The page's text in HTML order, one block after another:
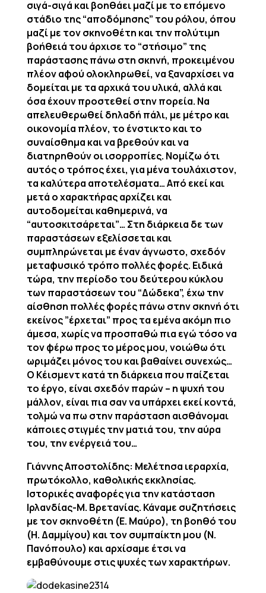
σιγά-σιγά και βοηθάει μαζί με το επόμενο
στάδιο της “αποδόμησης” του ρόλου, όπου
μαζί με τον σκηνοθέτη και την πολύτιμη
βοήθειά του άρχισε το “στήσιμο” της
παράστασης πάνω στη σκηνή, προκειμένου
πλέον αφού ολοκληρωθεί, να ξαναρχίσει να
δομείται με τα αρχικά του υλικά, αλλά και
όσα έχουν προστεθεί στην πορεία. Να
απελευθερωθεί δηλαδή πάλι, με μέτρο και
οικονομία πλέον, το ένστικτο και το
συναίσθημα και να βρεθούν και να
διατηρηθούν οι ισορροπίες. Νομίζω ότι
αυτός ο τρόπος έχει, για μένα τουλάχιστον,
τα καλύτερα αποτελέσματα… Από εκεί και
μετά ο χαρακτήρας αρχίζει και
αυτοδομείται καθημερινά, να
“αυτοσκιτσάρεται”… Στη διάρκεια δε των
παραστάσεων εξελίσσεται και
συμπληρώνεται με έναν άγνωστο, σχεδόν
μεταφυσικό τρόπο πολλές φορές. Ειδικά
τώρα, την περίοδο του δεύτερου κύκλου
των παραστάσεων του “Δώδεκα”, έχω την
αίσθηση πολλές φορές πάνω στην σκηνή ότι
εκείνος ”έρχεται” προς τα εμένα ακόμη πιο
άμεσα, χωρίς να προσπαθώ πια εγώ τόσο να
τον φέρω προς το μέρος μου, νοιώθω ότι
ωριμάζει μόνος του και βαθαίνει συνεχώς…
Ο Κέισμεντ κατά τη διάρκεια που παίζεται
το έργο, είναι σχεδόν παρών – η ψυχή του
μάλλον, είναι πια σαν να υπάρχει εκεί κοντά,
τολμώ να πω στην παράσταση αισθάνομαι
κάποιες στιγμές την ματιά του, την αύρα
του, την ενέργειά του…
Γιάννης Αποστολίδης: Μελέτησα ιεραρχία,
πρωτόκολλο, καθολικής εκκλησίας.
Ιστορικές αναφορές για την κατάσταση
Ιρλανδίας-Μ. Βρετανίας. Κάναμε συζητήσεις
με τον σκηνοθέτη (Ε. Μαύρο), τη βοηθό του
(Η. Δαμμίγου) και τον συμπαίκτη μου (Ν.
Πανόπουλο) και αρχίσαμε έτσι να
εμβαθύνουμε στις ψυχές των χαρακτήρων.